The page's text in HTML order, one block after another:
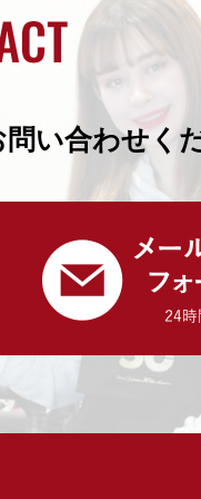
い合わせく